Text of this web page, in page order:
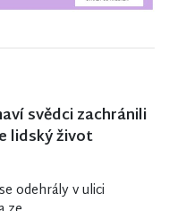
svědci zachránili
lidský život
odehrály v ulici
ze...